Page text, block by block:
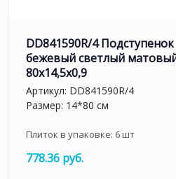
DD841590R/4
бежевый светлый
80x14,5x0,9
Артикул: DD841590R/4
Размер: 14*80 см
Плиток в упаковке: 6шт
778.36 руб.